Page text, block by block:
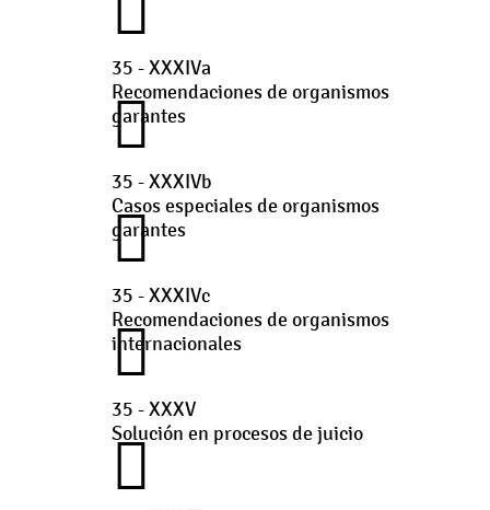
35 - XXXIVa
Recomendaciones de organismos
garantes
35 - XXXIVb
Casos especiales de organismos
garantes
35 - XXXIVc
Recomendaciones de organismos
internacionales
35 - XXXV
Solución en procesos de juicio